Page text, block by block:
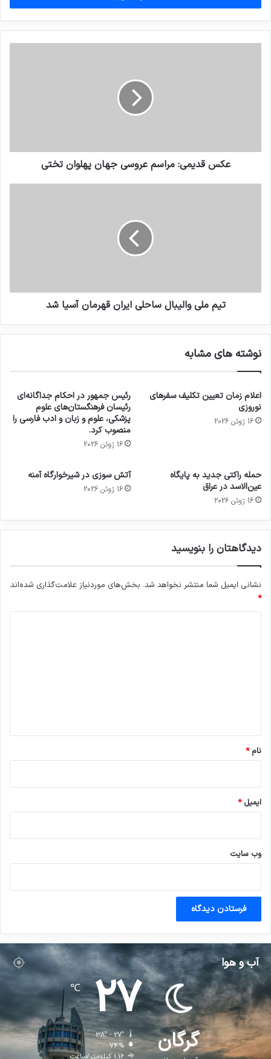
وارد
کنید
عکس قدیمی: مراسم عروسی جهان پهلوان تختی
تیم ملی والیبال ساحلی ایران قهرمان آسیا شد
نوشته های مشابه
اعلام زمان تعیین تکلیف سفرهای
نوروزی
16 ژوئن 2026
رئیس جمهور در احکام جداگانه‌ای
رئیسان فرهنگستان‌های علوم
پزشکی، علوم و زبان و ادب فارسی را
منصوب کرد.
16 ژوئن 2026
حمله راکتی جدید به پایگاه
عین‌الاسد در عراق
16 ژوئن 2026
آتش سوزی در شیرخوارگاه آمنه
16 ژوئن 2026
دیدگاهتان را بنویسید
نشانی ایمیل شما منتشر نخواهد شد. بخش‌های موردنیاز علامت‌گذاری شده‌اند
*
نام*
ایمیل*
وب‌ سایت
آب و هوا
گرگان
27
℃
38º - 27º
74%
1.16 کیلومتر/ساعت